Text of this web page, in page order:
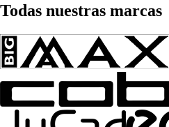
Todas nuestras marcas